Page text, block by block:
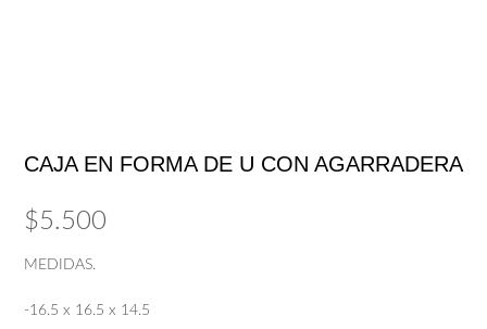
CAJA EN FORMA DE U CON AGARRADERA
$5.500
MEDIDAS.
-16.5 x 16.5 x 14.5